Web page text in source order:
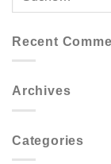
Recent
Archives
Categories